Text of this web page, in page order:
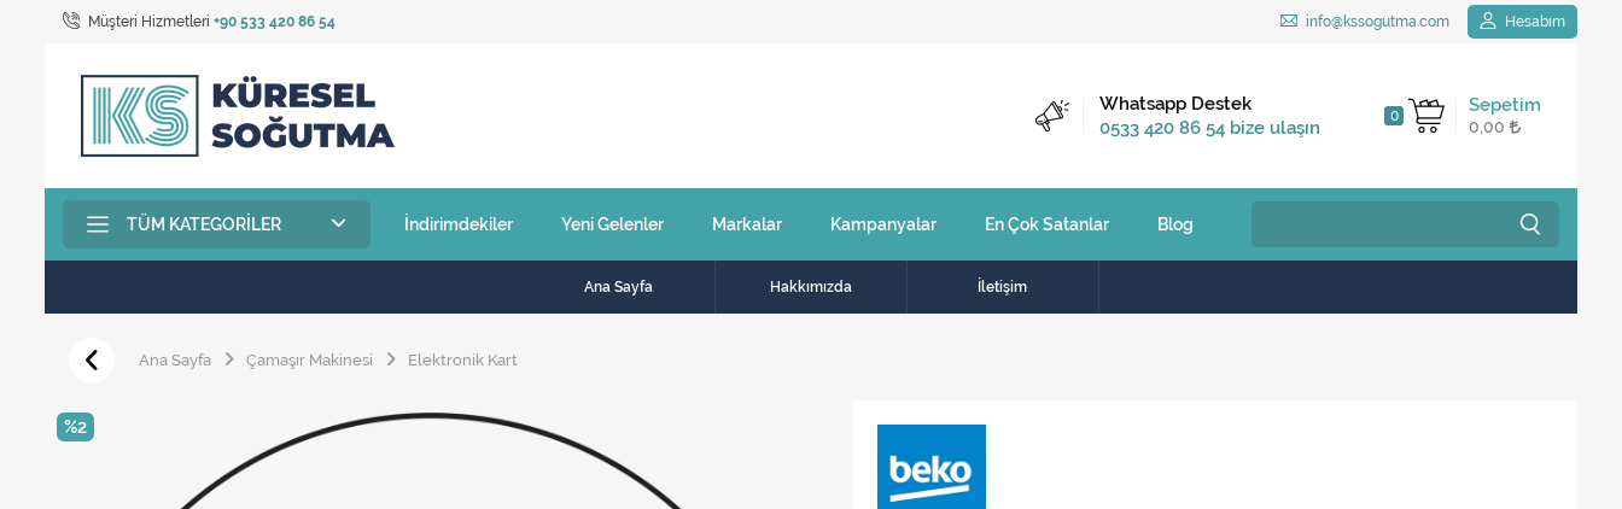
Müşteri Hizmetleri +90 533 420 86 54 info@kssogutma.com Hesabım
Sepetim
0
0,00
Kargo Bedava
2.500 TL ve üzeri
Whatsapp Destek
0533 420 86 54 bize ulaşın
TÜM KATEGORILER İndirimdekiler Yeni Gelenler Markalar Kampanyalar En Çok Satanlar Blog
Ana Sayfa Hakkımızda İletişim
Ana Sayfa Çamaşır Makinesi Elektronik Kart
%2